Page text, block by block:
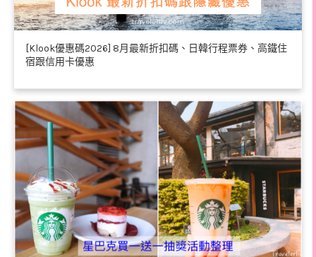
[Klook優惠碼2026] 8月最新折扣碼、日韓行程票券、高鐵住
宿跟信用卡優惠